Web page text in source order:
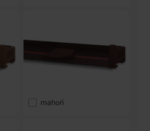
mahoń